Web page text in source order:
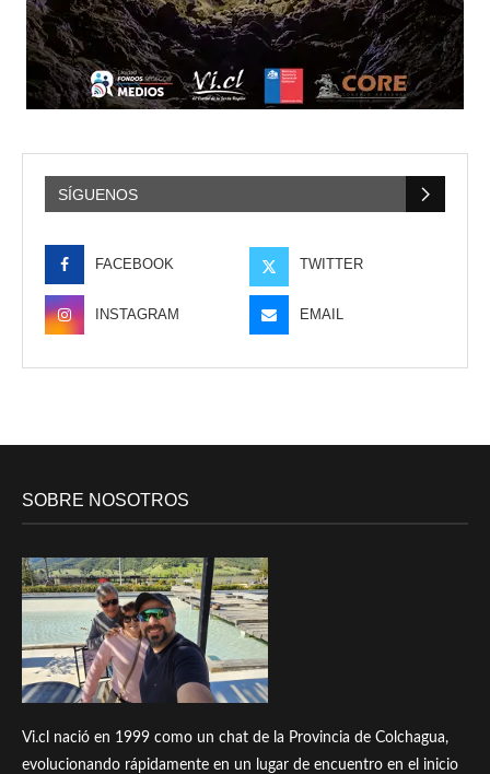
SÍGUENOS
FACEBOOK TWITTER
INSTAGRAM EMAIL
SOBRE NOSOTROS
Vi.cl nació en 1999 como un chat de la Provincia de Colchagua,
evolucionando rápidamente en un lugar de encuentro en el inicio